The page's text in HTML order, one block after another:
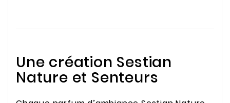
Une création Sestian
Nature et Senteurs